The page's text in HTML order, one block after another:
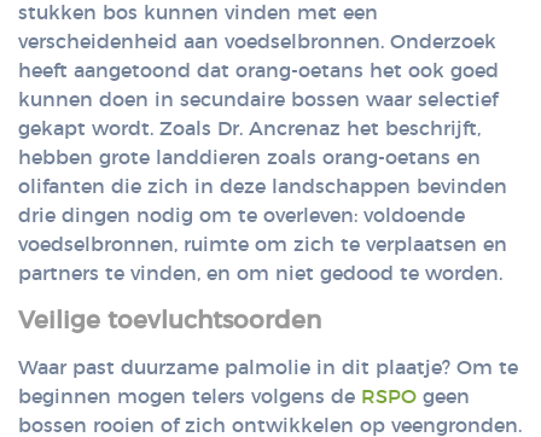
stukken bos kunnen vinden met een
verscheidenheid aan voedselbronnen. Onderzoek
heeft aangetoond dat orang-oetans het ook goed
kunnen doen in secundaire bossen waar selectief
gekapt wordt. Zoals Dr. Ancrenaz het beschrijft,
hebben grote landdieren zoals orang-oetans en
olifanten die zich in deze landschappen bevinden
drie dingen nodig om te overleven: voldoende
voedselbronnen, ruimte om zich te verplaatsen en
partners te vinden, en om niet gedood te worden.
Veilige toevluchtsoorden
Waar past duurzame palmolie in dit plaatje? Om te
beginnen mogen telers volgens de RSPO geen
bossen rooien of zich ontwikkelen op veengronden.